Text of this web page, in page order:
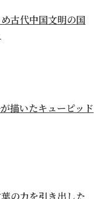
古代中国文明の国
描いたキューピッド